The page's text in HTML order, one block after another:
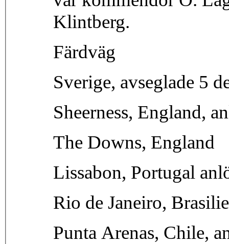
Klintberg.
Färdväg
Sverige, avseglade 5
Sheerness, England,
The Downs, England
Lissabon, Portugal
Rio de Janeiro,
Punta Arenas, Chile,